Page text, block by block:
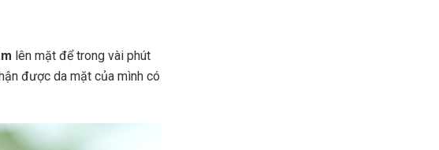
lên mặt để trong vài phút
được da mặt của mình có